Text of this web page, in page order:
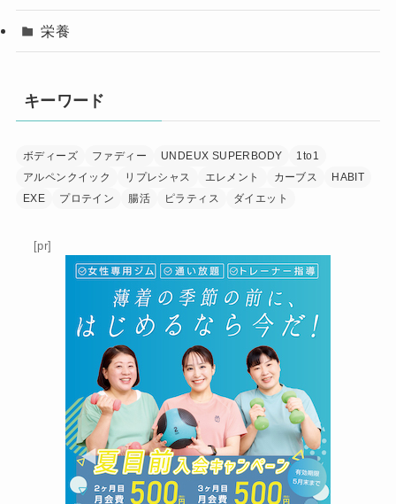
栄養
キーワード
ボディーズ ファディー UNDEUX SUPERBODY
1to1
アルペンクイック
リプレシャス エレメント カーブス
HABIT
EXE
プロテイン 腸活 ピラティス ダイエット
[pr]